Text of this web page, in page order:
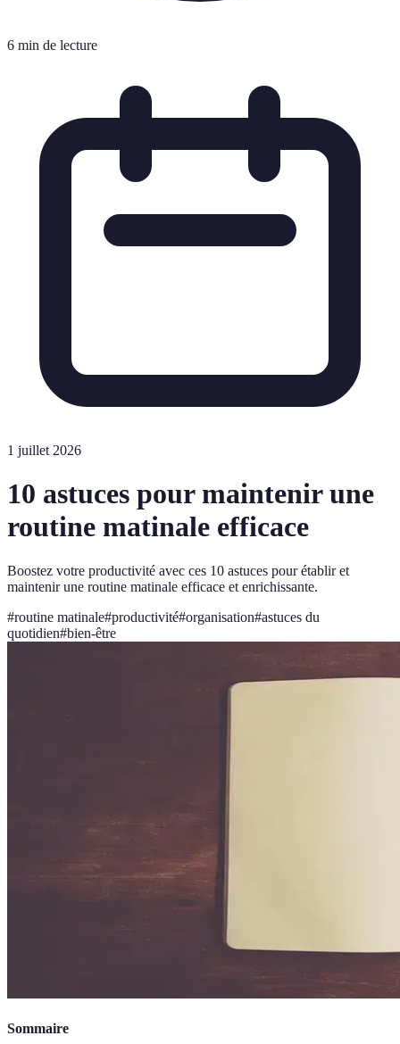
6 min de lecture
1 juillet 2026
10 astuces pour maintenir une
routine matinale efficace
Boostez votre productivité avec ces 10 astuces pour établir et
maintenir une routine matinale efficace et enrichissante.
#routine matinale#productivité#organisation#astuces du
quotidien#bien-être
Sommaire